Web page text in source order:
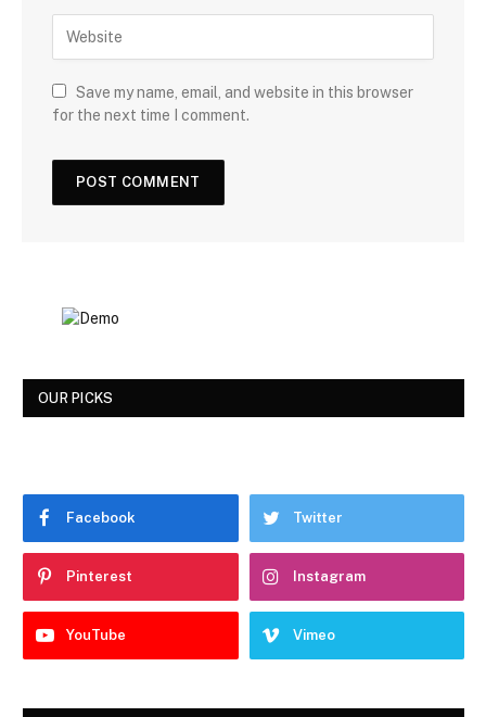
Save my name, email, and website in this browser
for the next time I comment.
OUR PICKS
Facebook Twitter
Pinterest Instagram
YouTube Vimeo